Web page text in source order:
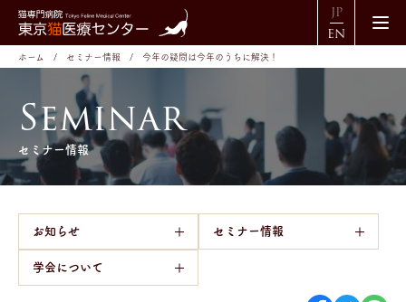
JP
EN
Seminar
セミナー情報
ホーム セミナー情報 今年の疑問は今年のうちに解決！
お知らせ セミナー情報
学会について